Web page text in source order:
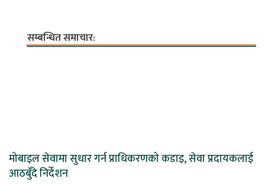
सम्बन्धित समाचार:
मोबाइल सेवामा सुधार गर्न प्राधिकरणको कडाइ, सेवा प्रदायकलाई
आठबुँदे निर्देशन